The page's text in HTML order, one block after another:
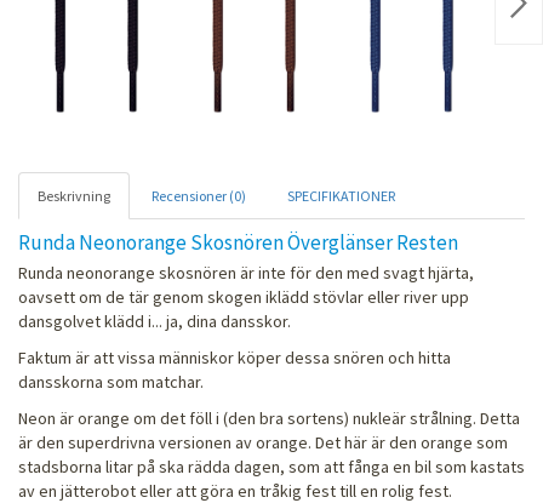
Beskrivning Recensioner (0) SPECIFIKATIONER
Runda Neonorange Skosnören Överglänser Resten
Runda neonorange skosnören är inte för den med svagt hjärta,
oavsett om de tär genom skogen iklädd stövlar eller river upp
dansgolvet klädd i... ja, dina dansskor.
Faktum är att vissa människor köper dessa snören och hitta
dansskorna som matchar.
Neon är orange om det föll i (den bra sortens) nukleär strålning. Detta
är den superdrivna versionen av orange. Det här är den orange som
stadsborna litar på ska rädda dagen, som att fånga en bil som kastats
av en jätterobot eller att göra en tråkig fest till en rolig fest.